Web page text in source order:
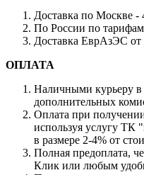
Доставка по Москве -
По России по
Доставка ЕврАзЭС от
ОПЛАТА
Наличными курьеру
дополнительных
Оплата при
используя услугу ТК
в размере 2-4% от
Полная предоплата,
Клик или любым